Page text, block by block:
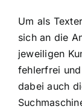
Um als
sich an die
jeweiligen
fehlerfrei
dabei auch